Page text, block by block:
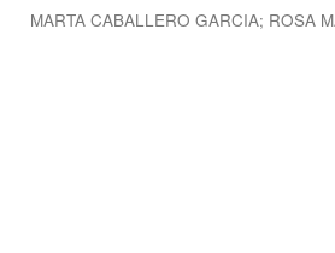
MARTA CABALLERO GARCIA; ROSA